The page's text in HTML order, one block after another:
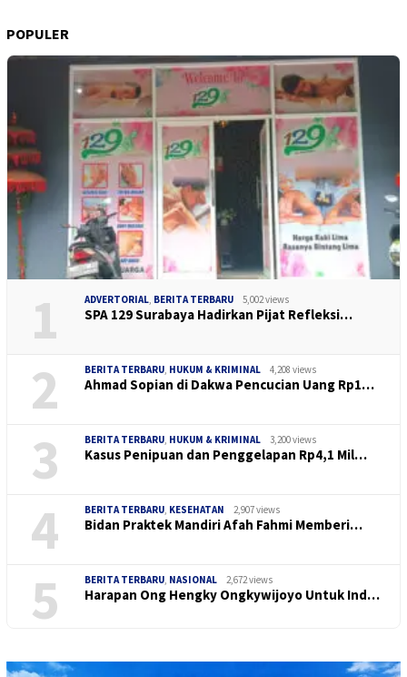
POPULER
1 ADVERTORIAL, BERITA TERBARU 5,002 views
SPA 129 Surabaya Hadirkan Pijat Refleksi…
2 BERITA TERBARU, HUKUM & KRIMINAL 4,208 views
Ahmad Sopian di Dakwa Pencucian Uang Rp1…
3 BERITA TERBARU, HUKUM & KRIMINAL 3,200 views
Kasus Penipuan dan Penggelapan Rp4,1 Mil…
4 BERITA TERBARU, KESEHATAN 2,907 views
Bidan Praktek Mandiri Afah Fahmi Memberi…
5 BERITA TERBARU, NASIONAL 2,672 views
Harapan Ong Hengky Ongkywijoyo Untuk Ind…